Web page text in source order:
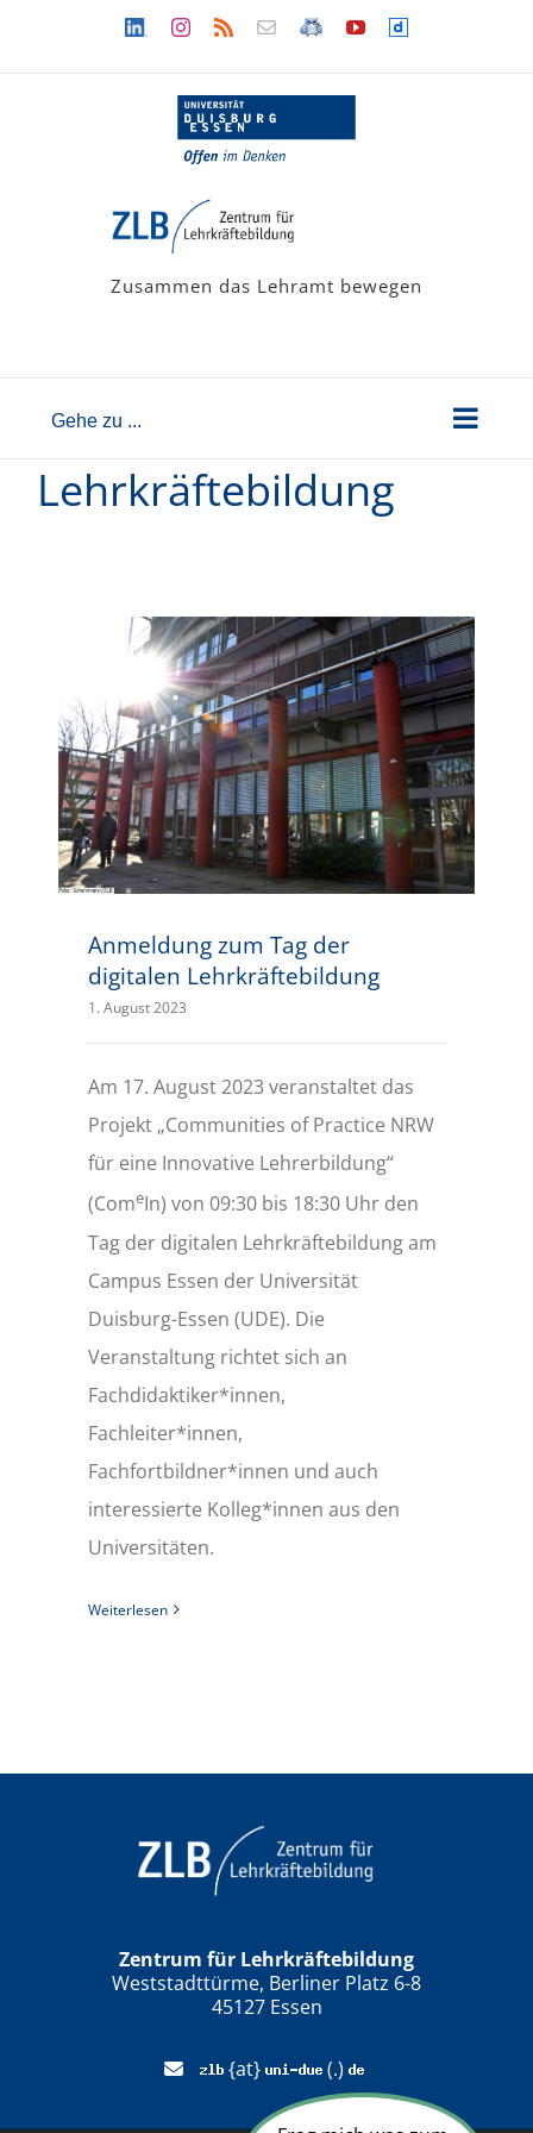
LinkedinInstagram
Rss Newsletter
LehramtsWiki
YouTubeDailymotion
Zusammen das Lehramt bewegen
Gehe zu ...
Lehrkräftebildung
Anmeldung zum Tag der
digitalen Lehrkräftebildung
1. August 2023
Am 17. August 2023 veranstaltet das
Projekt „Communities of Practice NRW
für eine Innovative Lehrerbildung“
(ComeIn) von 09:30 bis 18:30 Uhr den
Tag der digitalen Lehrkräftebildung am
Campus Essen der Universität
Duisburg-Essen (UDE). Die
Veranstaltung richtet sich an
Fachdidaktiker*innen,
Fachleiter*innen,
Fachfortbildner*innen und auch
interessierte Kolleg*innen aus den
Universitäten.
Weiterlesen
Zentrum für Lehrkräftebildung
Weststadttürme, Berliner Platz 6-8
45127 Essen
{at} (.)